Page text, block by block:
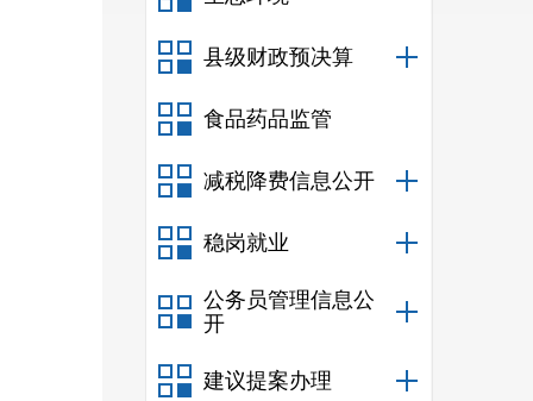
县级财政预决算
食品药品监管
减税降费信息公开
稳岗就业
公务员管理信息公
开
建议提案办理